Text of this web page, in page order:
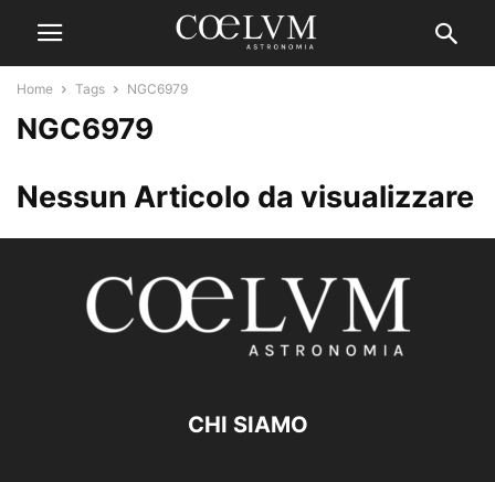
Home Tags NGC6979
NGC6979
Nessun Articolo da visualizzare
CHI SIAMO